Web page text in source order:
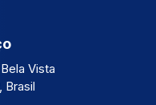
Vista
Brasil